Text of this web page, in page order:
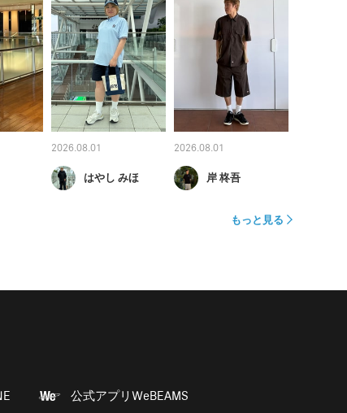
2026.08.01
はやし みほ
2026.08.01
岸 柊吾
もっと見る
公式アプリWeBEAMS